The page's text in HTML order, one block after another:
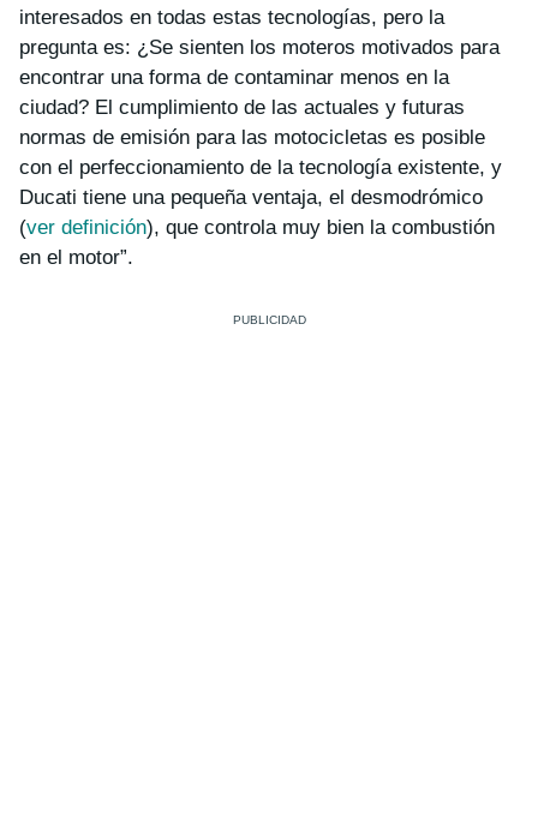
interesados en todas estas tecnologías, pero la
pregunta es: ¿Se sienten los moteros motivados para
encontrar una forma de contaminar menos en la
ciudad? El cumplimiento de las actuales y futuras
normas de emisión para las motocicletas es posible
con el perfeccionamiento de la tecnología existente, y
Ducati tiene una pequeña ventaja, el desmodrómico
(ver definición), que controla muy bien la combustión
en el motor”.